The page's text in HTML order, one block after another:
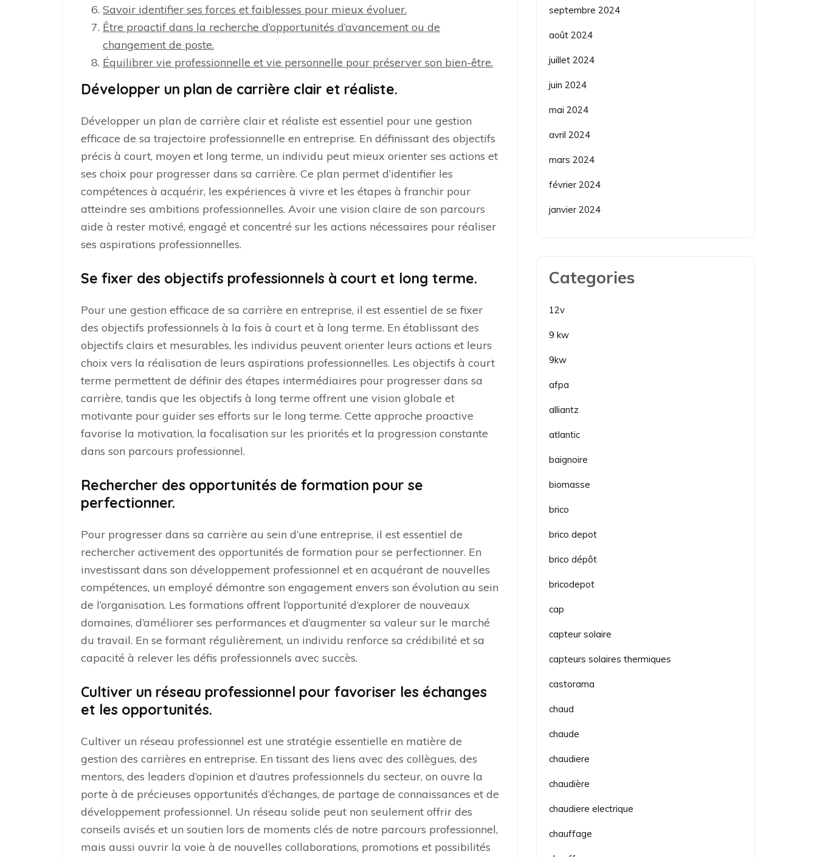
Savoir identifier ses forces et faiblesses pour mieux évoluer.
Être proactif dans la recherche d’opportunités d’avancement ou de
changement de poste.
Équilibrer vie professionnelle et vie personnelle pour préserver son bien-être.
Développer un plan de carrière clair et réaliste.
Développer un plan de carrière clair et réaliste est essentiel pour une gestion
efficace de sa trajectoire professionnelle en entreprise. En définissant des objectifs
précis à court, moyen et long terme, un individu peut mieux orienter ses actions et
ses choix pour progresser dans sa carrière. Ce plan permet d’identifier les
compétences à acquérir, les expériences à vivre et les étapes à franchir pour
atteindre ses ambitions professionnelles. Avoir une vision claire de son parcours
aide à rester motivé, engagé et concentré sur les actions nécessaires pour réaliser
ses aspirations professionnelles.
Se fixer des objectifs professionnels à court et long terme.
Pour une gestion efficace de sa carrière en entreprise, il est essentiel de se fixer
des objectifs professionnels à la fois à court et à long terme. En établissant des
objectifs clairs et mesurables, les individus peuvent orienter leurs actions et leurs
choix vers la réalisation de leurs aspirations professionnelles. Les objectifs à court
terme permettent de définir des étapes intermédiaires pour progresser dans sa
carrière, tandis que les objectifs à long terme offrent une vision globale et
motivante pour guider ses efforts sur le long terme. Cette approche proactive
favorise la motivation, la focalisation sur les priorités et la progression constante
dans son parcours professionnel.
Rechercher des opportunités de formation pour se
perfectionner.
Pour progresser dans sa carrière au sein d’une entreprise, il est essentiel de
rechercher activement des opportunités de formation pour se perfectionner. En
investissant dans son développement professionnel et en acquérant de nouvelles
compétences, un employé démontre son engagement envers son évolution au sein
de l’organisation. Les formations offrent l’opportunité d’explorer de nouveaux
domaines, d’améliorer ses performances et d’augmenter sa valeur sur le marché
du travail. En se formant régulièrement, un individu renforce sa crédibilité et sa
capacité à relever les défis professionnels avec succès.
Cultiver un réseau professionnel pour favoriser les échanges
et les opportunités.
Cultiver un réseau professionnel est une stratégie essentielle en matière de
gestion des carrières en entreprise. En tissant des liens avec des collègues, des
mentors, des leaders d’opinion et d’autres professionnels du secteur, on ouvre la
porte à de précieuses opportunités d’échanges, de partage de connaissances et de
développement professionnel. Un réseau solide peut non seulement offrir des
conseils avisés et un soutien lors de moments clés de notre parcours professionnel,
mais aussi ouvrir la voie à de nouvelles collaborations, promotions et possibilités
septembre 2024
août 2024
juillet 2024
juin 2024
mai 2024
avril 2024
mars 2024
février 2024
janvier 2024
Categories
12v
9 kw
9kw
afpa
alliantz
atlantic
baignoire
biomasse
brico
brico depot
brico dépôt
bricodepot
cap
capteur solaire
capteurs solaires thermiques
castorama
chaud
chaude
chaudiere
chaudière
chaudiere electrique
chauffage